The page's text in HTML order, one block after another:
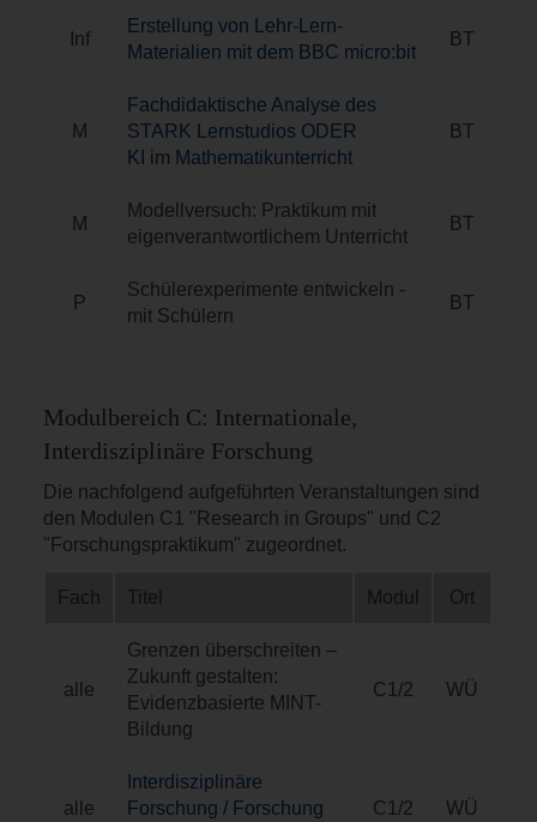
Inf
Erstellung von Lehr-Lern-
Materialien mit dem BBC micro:bit
BT
M
Fachdidaktische Analyse des
STARK Lernstudios ODER
KI im Mathematikunterricht
BT
M
Modellversuch: Praktikum mit
eigenverantwortlichem Unterricht
BT
P
Schülerexperimente entwickeln -
mit Schülern
BT
Modulbereich C: Internationale,
Interdisziplinäre Forschung
Die nachfolgend aufgeführten Veranstaltungen sind
den Modulen C1 "Research in Groups" und C2
"Forschungspraktikum" zugeordnet.
Fach Titel Modul Ort
alle
Grenzen überschreiten –
Zukunft gestalten:
Evidenzbasierte MINT-
Bildung
C1/2 WÜ
alle
Interdisziplinäre
Forschung / Forschung
C1/2 WÜ